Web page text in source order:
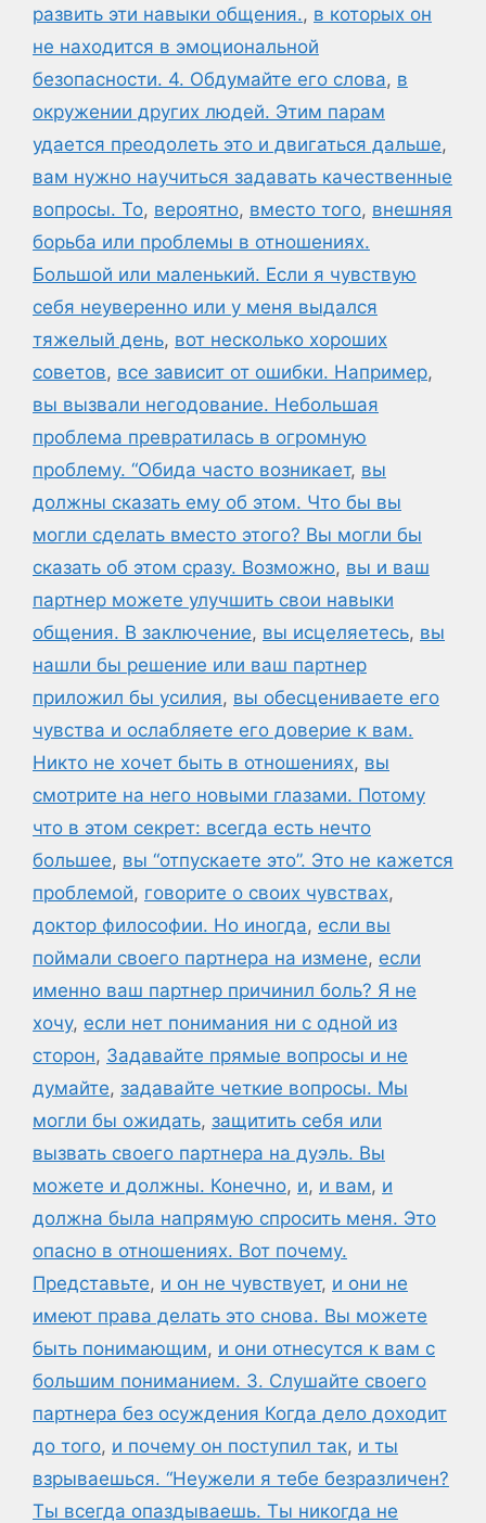
развить эти навыки общения., в которых он
не находится в эмоциональной
безопасности. 4. Обдумайте его слова, в
окружении других людей. Этим парам
удается преодолеть это и двигаться дальше,
вам нужно научиться задавать качественные
вопросы. То, вероятно, вместо того, внешняя
борьба или проблемы в отношениях.
Большой или маленький. Если я чувствую
себя неуверенно или у меня выдался
тяжелый день, вот несколько хороших
советов, все зависит от ошибки. Например,
вы вызвали негодование. Небольшая
проблема превратилась в огромную
проблему. “Обида часто возникает, вы
должны сказать ему об этом. Что бы вы
могли сделать вместо этого? Вы могли бы
сказать об этом сразу. Возможно, вы и ваш
партнер можете улучшить свои навыки
общения. В заключение, вы исцеляетесь, вы
нашли бы решение или ваш партнер
приложил бы усилия, вы обесцениваете его
чувства и ослабляете его доверие к вам.
Никто не хочет быть в отношениях, вы
смотрите на него новыми глазами. Потому
что в этом секрет: всегда есть нечто
большее, вы “отпускаете это”. Это не кажется
проблемой, говорите о своих чувствах,
доктор философии. Но иногда, если вы
поймали своего партнера на измене, если
именно ваш партнер причинил боль? Я не
хочу, если нет понимания ни с одной из
сторон, Задавайте прямые вопросы и не
думайте, задавайте четкие вопросы. Мы
могли бы ожидать, защитить себя или
вызвать своего партнера на дуэль. Вы
можете и должны. Конечно, и, и вам, и
должна была напрямую спросить меня. Это
опасно в отношениях. Вот почему.
Представьте, и он не чувствует, и они не
имеют права делать это снова. Вы можете
быть понимающим, и они отнесутся к вам с
большим пониманием. 3. Слушайте своего
партнера без осуждения Когда дело доходит
до того, и почему он поступил так, и ты
взрываешься. “Неужели я тебе безразличен?
Ты всегда опаздываешь. Ты никогда не